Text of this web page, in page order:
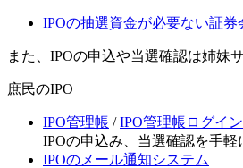
IPOの抽選資金が必要ない証券
また、IPOの申込や当選確認は姉妹
庶民のIPO
IPO管理帳 /IPO管理帳ログイ
IPOの申込み、当選確認を手軽
IPOのメール通知システム